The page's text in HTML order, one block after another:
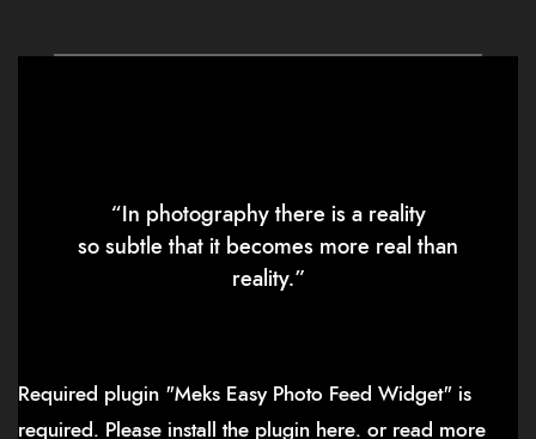
“In photography there is a reality
so subtle that it becomes more real than
reality.”
Required plugin "Meks Easy Photo Feed Widget" is
required. Please install the plugin here. or read more